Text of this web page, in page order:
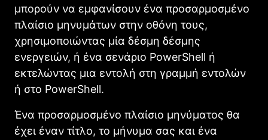
μπορούν να εμφανίσουν ένα προσαρμοσμένο
πλαίσιο μηνυμάτων στην οθόνη τους,
χρησιμοποιώντας μία δέσμη δέσμης
ενεργειών, ή ένα σενάριο PowerShell ή
εκτελώντας μια εντολή στη γραμμή εντολών
ή στο PowerShell.
Ένα προσαρμοσμένο πλαίσιο μηνύματος θα
έχει έναν τίτλο, το μήνυμα σας και ένα